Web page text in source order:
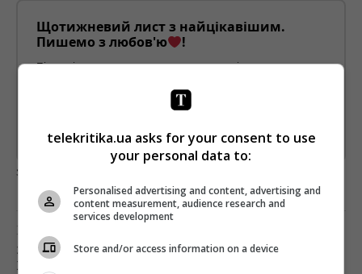
Щотижневий лист з найцікавішим.
Пишемо з любов'ю
!
Підпишіться ще раз, якщо не отримуєте від нас листи
Предоставлено SendPulse
загрузка...
Попередня стаття
ЗУРАБ АЛАСАНІЯ НАЗВАВ ПРОГРАМУ «СХЕМИ»
ЖОВТОЮ
telekritika.ua asks for your consent to use
your personal data to:
Personalised advertising and content, advertising and
content measurement, audience research and
services development
Store and/or access information on a device